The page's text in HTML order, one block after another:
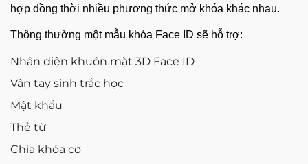
hợp đồng thời nhiều phương thức mở khóa khác nhau.
Thông thường một mẫu khóa Face ID sẽ hỗ trợ:
Nhận diện khuôn mặt 3D Face ID
Vân tay sinh trắc học
Mật khẩu
Thẻ từ
Chìa khóa cơ